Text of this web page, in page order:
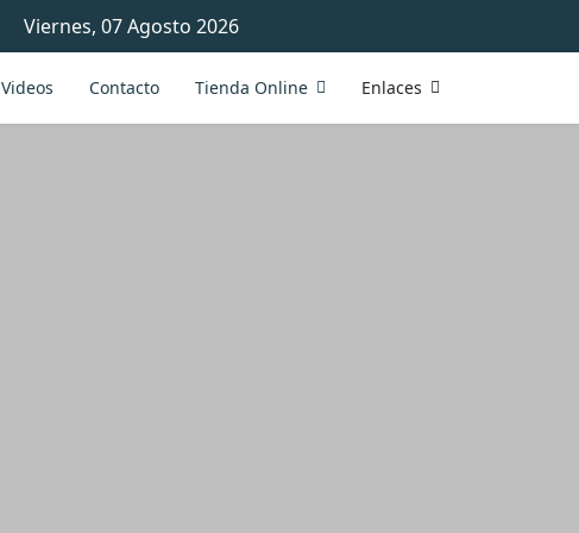
Viernes, 07 Agosto 2026
Videos Contacto Tienda Online Enlaces